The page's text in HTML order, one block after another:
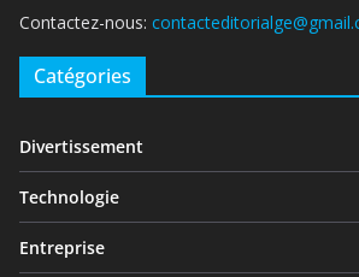
Contactez-nous:
Catégories
Divertissement
Technologie
Entreprise